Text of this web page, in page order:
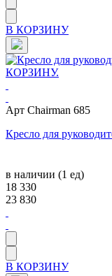
В КОРЗИНУ
Арт Chairman 685
Кресло для
в наличии (1 ед)
18 330
23 830
В КОРЗИНУ